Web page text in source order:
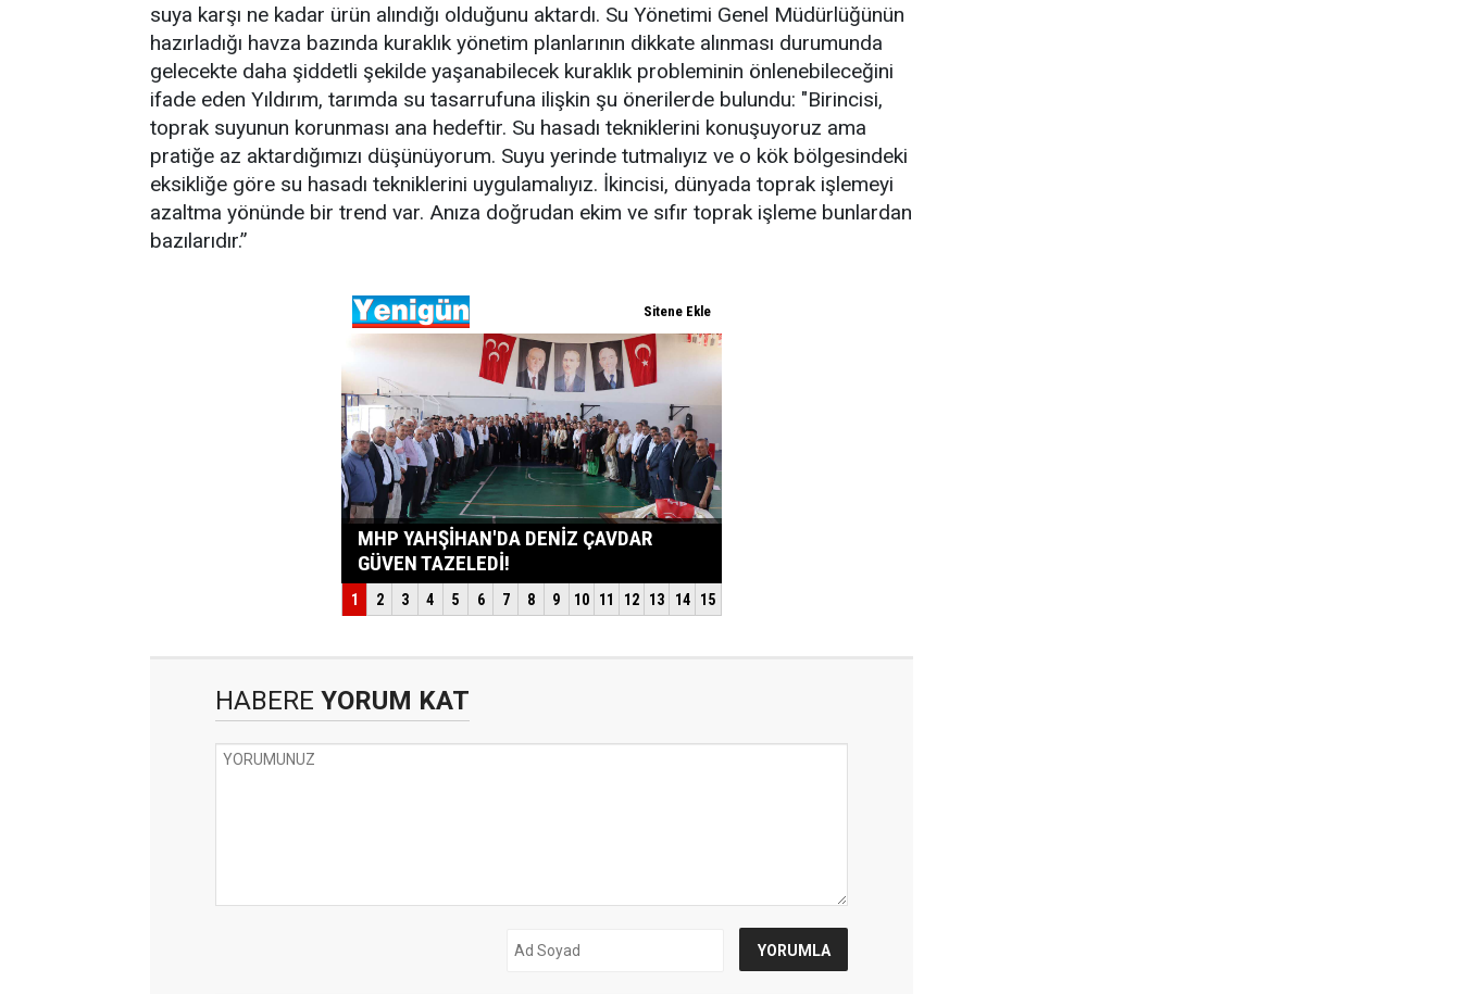
suya karşı ne kadar ürün alındığı olduğunu aktardı. Su Yönetimi Genel Müdürlüğünün
hazırladığı havza bazında kuraklık yönetim planlarının dikkate alınması durumunda
gelecekte daha şiddetli şekilde yaşanabilecek kuraklık probleminin önlenebileceğini
ifade eden Yıldırım, tarımda su tasarrufuna ilişkin şu önerilerde bulundu: "Birincisi,
toprak suyunun korunması ana hedeftir. Su hasadı tekniklerini konuşuyoruz ama
pratiğe az aktardığımızı düşünüyorum. Suyu yerinde tutmalıyız ve o kök bölgesindeki
eksikliğe göre su hasadı tekniklerini uygulamalıyız. İkincisi, dünyada toprak işlemeyi
azaltma yönünde bir trend var. Anıza doğrudan ekim ve sıfır toprak işleme bunlardan
bazılarıdır.”
HABERE YORUM KAT